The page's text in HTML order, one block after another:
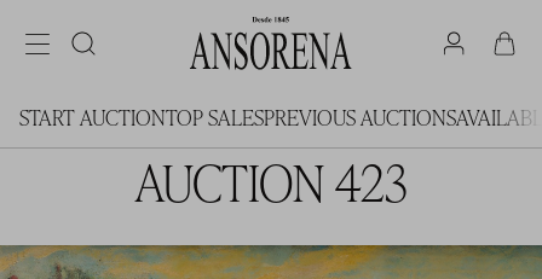
START AUCTIONTOP SALESPREVIOUS AUCTIONS
AUCTION 423